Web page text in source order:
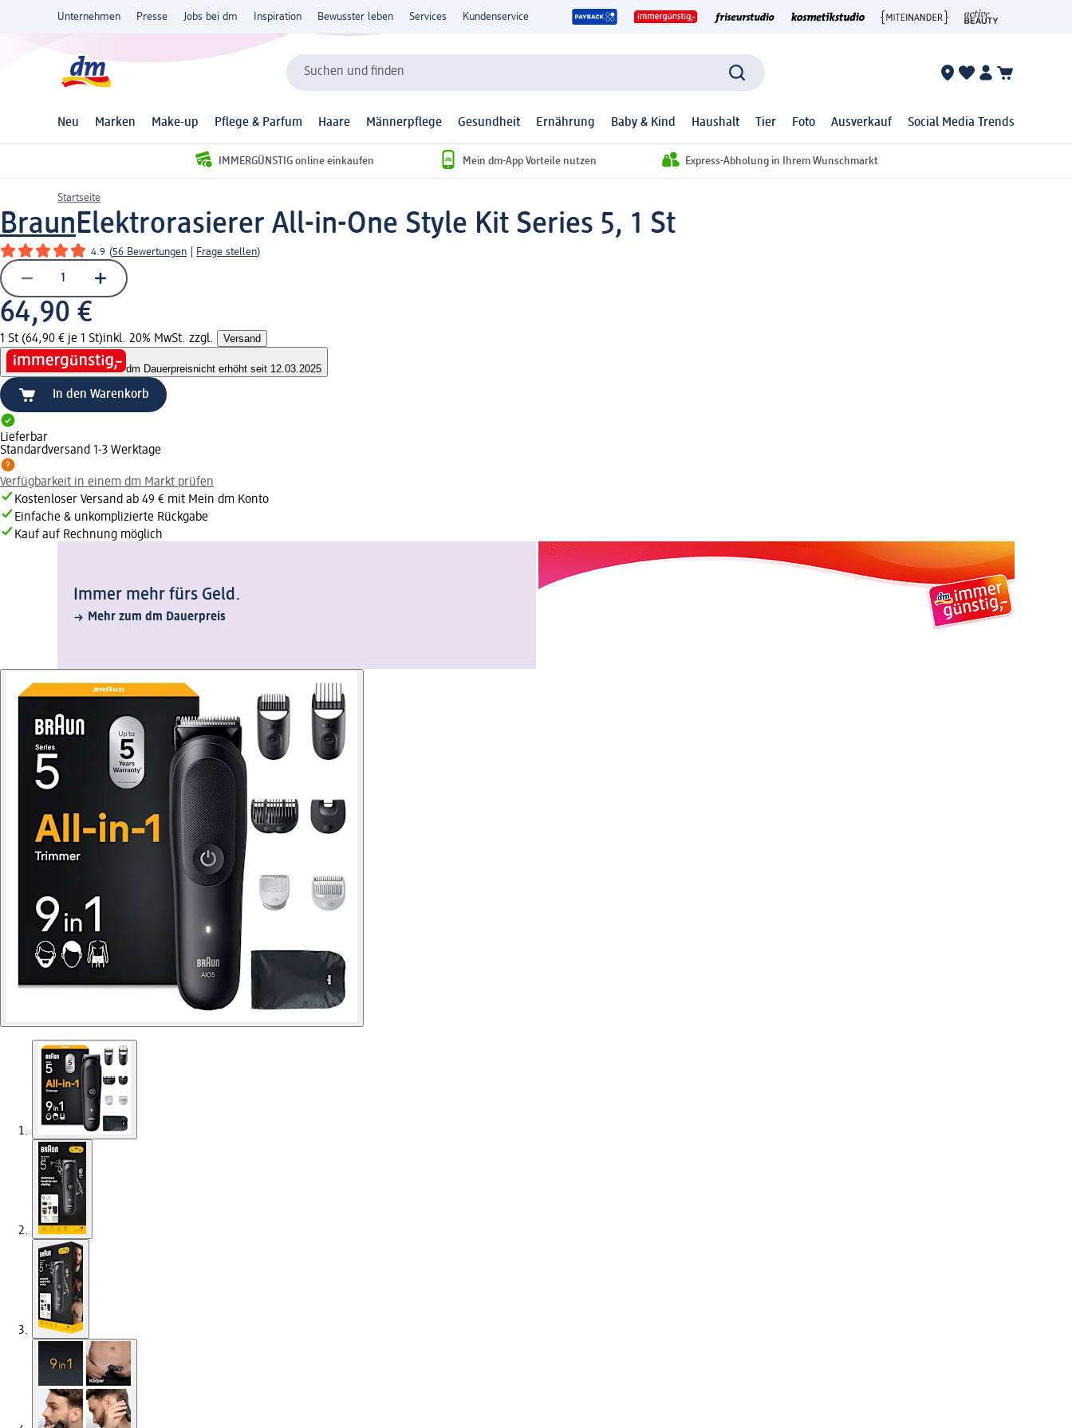
Unternehmen Presse Jobs bei dm Inspiration Bewusster leben Services Kundenservice
Suchen und finden
Neu Marken Make-up Pflege & Parfum Haare Männerpflege Gesundheit Ernährung Baby & Kind Haushalt Tier Foto Ausverkauf Social Media Trends
IMMERGÜNSTIG online einkaufen Mein dm-App Vorteile nutzen Express-Abholung in Ihrem Wunschmarkt
Startseite
BraunElektrorasierer All-in-One Style Kit Series 5, 1 St
4.9 (56 Bewertungen Frage stellen)
64,90 €
1 St (64,90 € je 1 St)inkl. 20% MwSt. zzgl. Versand
dm Dauerpreisnicht erhöht seit 12.03.2025
In den Warenkorb
Lieferbar
Standardversand 1-3 Werktage
Verfügbarkeit in einem dm Markt prüfen
Kostenloser Versand ab 49 € mit Mein dm Konto
Einfache & unkomplizierte Rückgabe
Kauf auf Rechnung möglich
Immer mehr fürs Geld.
Mehr zum dm Dauerpreis